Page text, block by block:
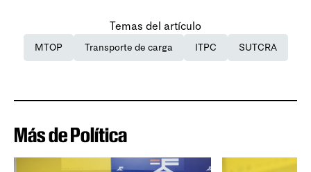
Temas del artículo
MTOP Transporte de carga ITPC SUTCRA
Más de Política